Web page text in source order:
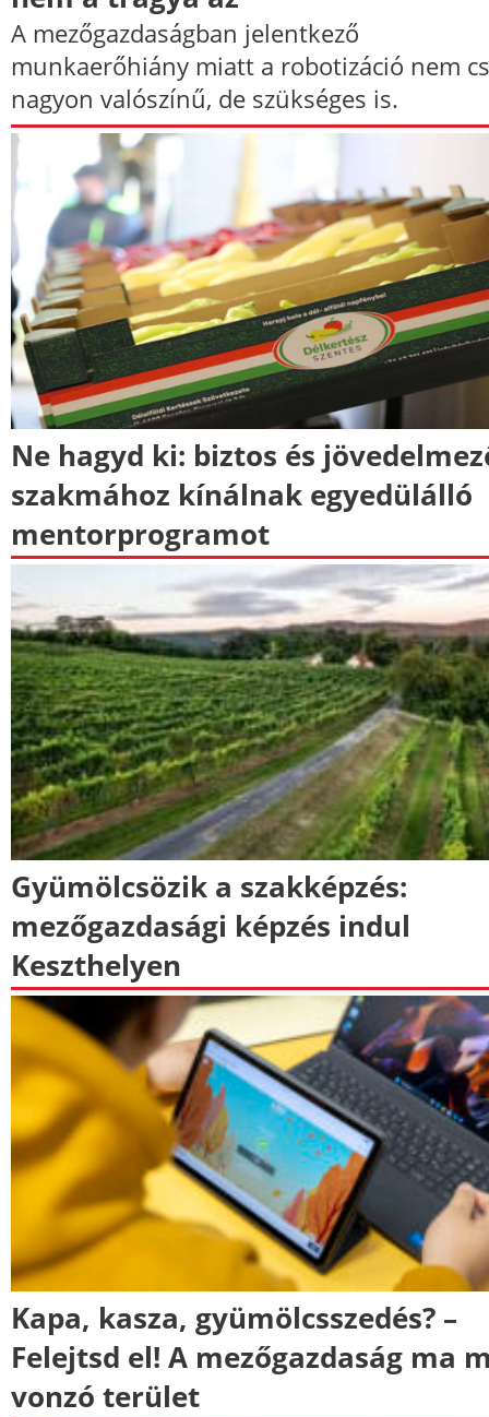
A mezőgazdaságban jelentkező
munkaerőhiány miatt a robotizáció nem
nagyon valószínű, de szükséges is.
Ne hagyd ki: biztos és
szakmához kínálnak egyedülálló
mentorprogramot
Gyümölcsözik a szakképzés:
mezőgazdasági képzés indul
Keszthelyen
Kapa, kasza, gyümölcsszedés? –
Felejtsd el! A mezőgazdaság ma
vonzó terület